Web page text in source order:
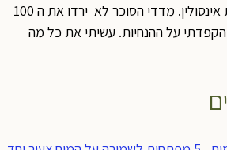
שנים שסבלתי מתנגודת אינסולין. מדדי הסוכר לא ירדו את ה 100
על ההנחיות. עשיתי את כל מה